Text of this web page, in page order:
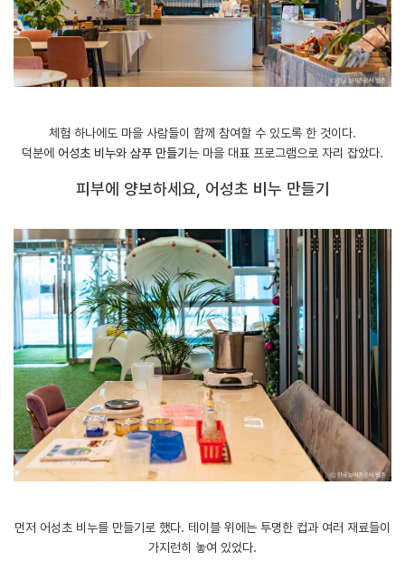
체험 하나에도 마을 사람들이 함께 참여할 수 있도록 한 것이다.
덕분에 어성초 비누와 샴푸 만들기 는 마을 대표 프로그램으로 자리 잡았다.
피부에 양보하세요, 어성초 비누 만들기
먼저 어성초 비누를 만들기로 했다. 테이블 위에는 투명한 컵과 여러 재료들이
가지런히 놓여 있었다.